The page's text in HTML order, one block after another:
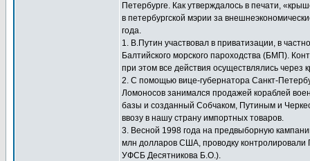
Петербурге. Как утверждалось в печати,
в петербургской мэрии за
года.
1. В.Путин участвовал в приватизации, в
Балтийского морского пароходства (БМП).
при этом все действия осуществлялись через
2. С помощью вице-губернатора Санкт-
Ломоносов занимался продажей кораблей
базы и созданный Собчаком, Путиным и
ввозу в нашу страну импортных товаров.
3. Весной 1998 года на предвыборную
млн долларов США, проводку
УФСБ Десятникова Б.О.).